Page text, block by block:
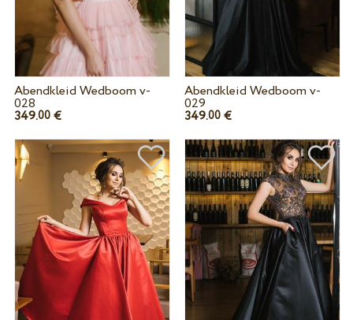
Abendkleid Wedboom v-
028
349.00€
Abendkleid Wedboom v-
029
349.00 €